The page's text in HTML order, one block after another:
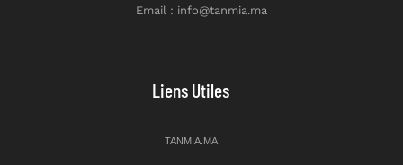
Email : info@tanmia.ma
Liens Utiles
TANMIA.MA